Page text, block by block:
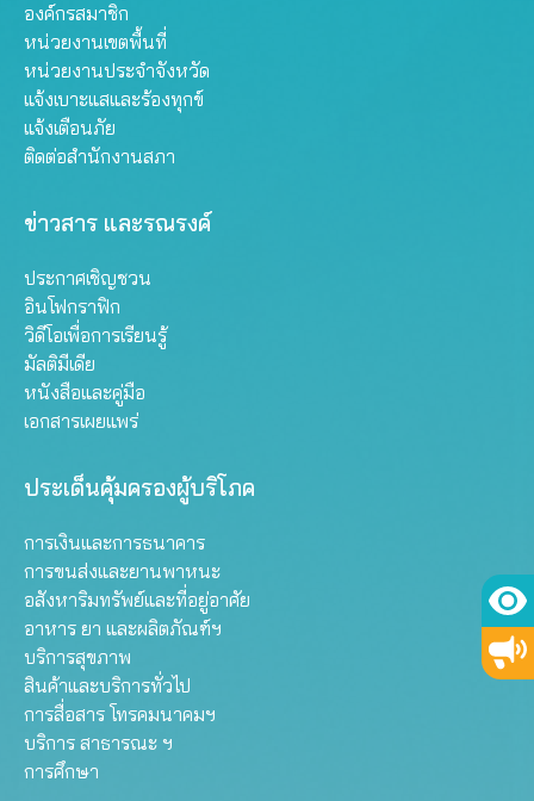
องค์กรสมาชิก
หน่วยงานเขตพื้นที่
หน่วยงานประจำจังหวัด
แจ้งเบาะแสและร้องทุกข์
แจ้งเตือนภัย
ติดต่อสำนักงานสภา
ข่าวสาร และรณรงค์
ประกาศเชิญชวน
อินโฟกราฟิก
วิดีโอเพื่อการเรียนรู้
มัลติมีเดีย
หนังสือและคู่มือ
เอกสารเผยแพร่
ประเด็นคุ้มครองผู้บริโภค
การเงินและการธนาคาร
การขนส่งและยานพาหนะ
อสังหาริมทรัพย์และที่อยู่อาศัย
อาหาร ยา และผลิตภัณฑ์ฯ
บริการสุขภาพ
สินค้าและบริการทั่วไป
การสื่อสาร โทรคมนาคมฯ
บริการ สาธารณะ ฯ
การศึกษา